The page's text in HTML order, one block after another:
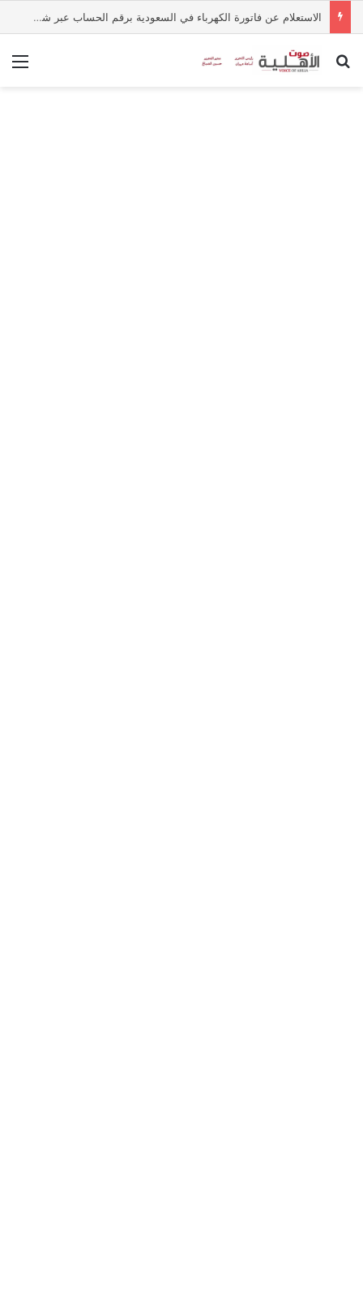
الاستعلام عن فاتورة الكهرباء في السعودية برقم الحساب عبر شركة الكهرباء
بحث عن